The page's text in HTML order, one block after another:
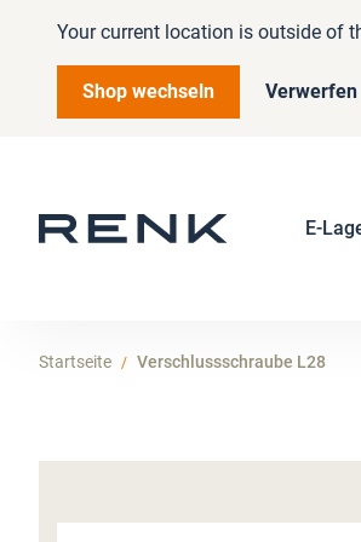
Your current location is outside of
Shop wechseln Verwerfen
E-
Startseite Verschlussschraube L28